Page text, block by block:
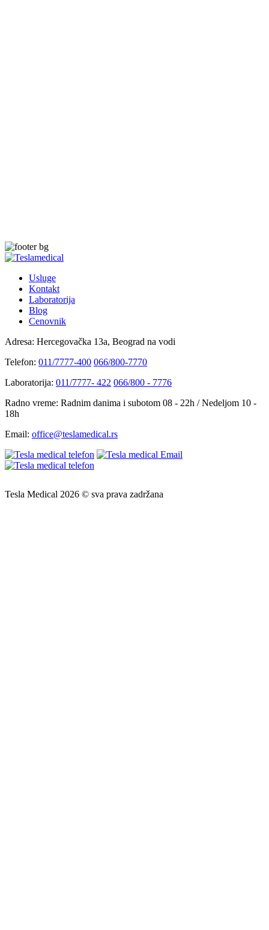
Usluge
Kontakt
Laboratorija
Blog
Cenovnik
Adresa: Hercegovačka 13a, Beograd na vodi
Telefon: 011/7777-400 066/800-7770
Laboratorija: 011/7777- 422 066/800 - 7776
Radno vreme: Radnim danima i subotom 08 - 22h / Nedeljom 10 -
18h
Email: office@teslamedical.rs
Tesla Medical 2026 © sva prava zadržana